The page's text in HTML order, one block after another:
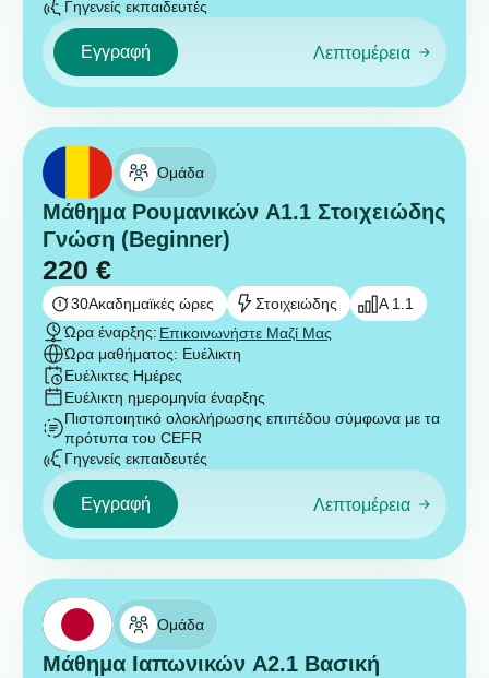
Γηγενείς εκπαιδευτές
Εγγραφή Λεπτομέρεια
Ομάδα
Μάθημα Ρουμανικών A1.1 Στοιχειώδης
Γνώση (Beginner)
220 €
30Ακαδημαϊκές ώρες Στοιχειώδης
A 1.1
Ώρα έναρξης: Επικοινωνήστε Μαζί Μας
Ώρα μαθήματος: Ευέλικτη
Ευέλικτες Ημέρες
Ευέλικτη ημερομηνία έναρξης
Πιστοποιητικό ολοκλήρωσης επιπέδου σύμφωνα με τα
πρότυπα του CEFR
Γηγενείς εκπαιδευτές
Εγγραφή Λεπτομέρεια
Ομάδα
Μάθημα Ιαπωνικών A2.1 Βασική